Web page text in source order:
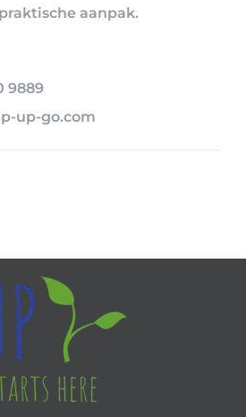
aanpak.
9889
up-go.com